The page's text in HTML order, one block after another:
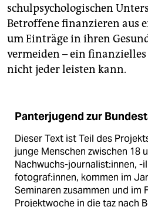
schulpsychologischen
Betroffene finanzieren aus
um Einträge in ihren
vermeiden – ein finanzielles
nicht jeder leisten kann.
Panterjugend zur
Dieser Text ist Teil des
junge Menschen zwischen 18
Nachwuchs-journalist:innen,
fotograf:innen, kommen im
Seminaren zusammen und im
Projektwoche in die taz nach